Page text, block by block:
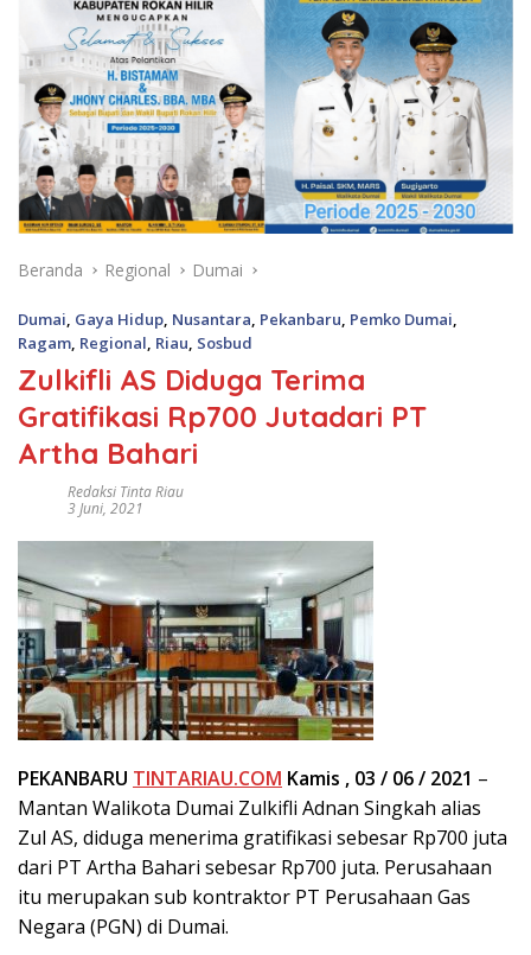
Beranda Regional Dumai
Dumai Gaya Hidup Nusantara Pekanbaru Pemko Dumai
Ragam Regional Riau Sosbud
Zulkifli AS Diduga Terima
Gratifikasi Rp700 Jutadari PT
Artha Bahari
Redaksi Tinta Riau
3 Juni, 2021
PEKANBARU TINTARIAU.COM Kamis , 03 / 06 / 2021 –
Mantan Walikota Dumai Zulkifli Adnan Singkah alias
Zul AS, diduga menerima gratifikasi sebesar Rp700 juta
dari PT Artha Bahari sebesar Rp700 juta. Perusahaan
itu merupakan sub kontraktor PT Perusahaan Gas
Negara (PGN) di Dumai.